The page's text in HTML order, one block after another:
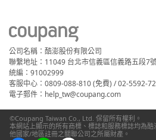
公司名稱：酷澎股份有限公司
聯繫地址：11049 台北市信義區信義路五段7
統編：91002999
客服中心：0809-088-810 (免費) / 02-5592-
電子郵件：help_tw@coupang.com
©Coupang Taiwan Co., Ltd. 保留所有權利。
本網站上顯示的所有商標、標誌和服務標誌均為
他國家/地區註冊之關聯公司之所屬財產。